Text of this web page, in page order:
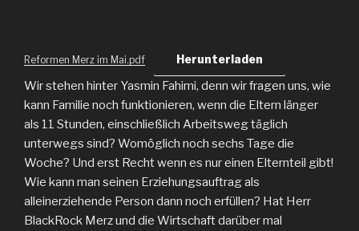
Reformen Merz im Mai.pdf Herunterladen
Wir stehen hinter Yasmin Fahimi, denn wir fragen uns, wie
kann Familie noch funktionieren, wenn die Eltern länger
als 11 Stunden, einschließlich Arbeitsweg täglich
unterwegs sind? Womöglich noch sechs Tage die
Woche? Und erst Recht wenn es nur einen Elternteil gibt!
Wie kann man seinen Erziehungsauftrag als
alleinerziehende Person dann noch erfüllen? Hat Herr
BlackRock Merz und die Wirtschaft darüber mal